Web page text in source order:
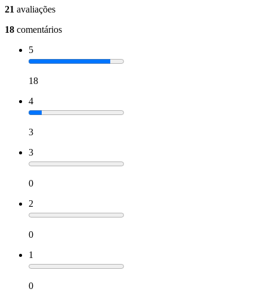
21 avaliações
18 comentários
5
18
4
3
3
0
2
0
1
0